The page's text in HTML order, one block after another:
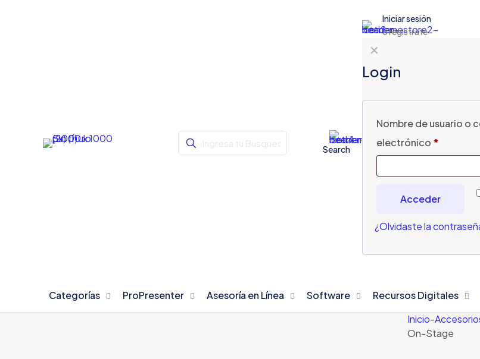
Search
Iniciar sesión
o registrate
✕
Login
Nombre de usuario o
electrónico *
Acceder
¿Olvidaste la
Categorías ProPresenter Asesoría en Línea Software Recursos Digitales
Inicio-
On-Stage